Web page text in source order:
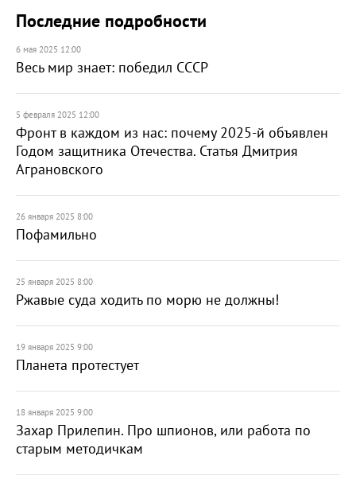
Последние подробности
6 мая 2025 12:00
Весь мир знает: победил СССР
5 февраля 2025 12:00
Фронт в каждом из нас: почему 2025-й объявлен
Годом защитника Отечества. Статья Дмитрия
Аграновского
26 января 2025 8:00
Пофамильно
25 января 2025 8:00
Ржавые суда ходить по морю не должны!
19 января 2025 9:00
Планета протестует
18 января 2025 9:00
Захар Прилепин. Про шпионов, или работа по
старым методичкам